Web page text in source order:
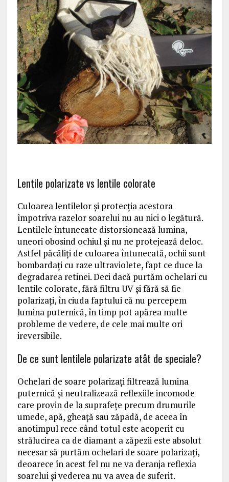
Lentile polarizate vs lentile colorate
Culoarea lentilelor şi protecţia acestora
împotriva razelor soarelui nu au nici o legătură.
Lentilele întunecate distorsionează lumina,
uneori obosind ochiul şi nu ne protejează deloc.
Astfel păcăliţi de culoarea întunecată, ochii sunt
bombardaţi cu raze ultraviolete, fapt ce duce la
degradarea retinei. Deci dacă purtăm ochelari cu
lentile colorate, fără filtru UV şi fără să fie
polarizaţi, în ciuda faptului că nu percepem
lumina puternică, în timp pot apărea multe
probleme de vedere, de cele mai multe ori
ireversibile.
De ce sunt lentilele polarizate atât de speciale?
Ochelari de soare polarizaţi filtrează lumina
puternică şi neutralizează reflexiile incomode
care provin de la suprafeţe precum drumurile
umede, apă, gheaţă sau zăpadă, de aceea în
anotimpul rece când totul este acoperit cu
strălucirea ca de diamant a zăpezii este absolut
necesar să purtăm ochelari de soare polarizaţi,
deoarece în acest fel nu ne va deranja reflexia
soarelui şi vederea nu va avea de suferit.